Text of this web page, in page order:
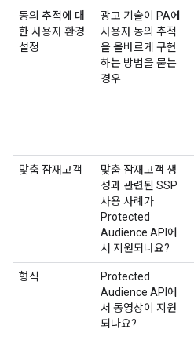
동의 추적에 대
한 사용자 환경
설정
광고 기술이 PA에
사용자 동의 추적
을 올바르게 구현
하는 방법을 묻는
경우
맞춤 잠재고객
맞춤 잠재고객 생
성과 관련된 SSP
사용 사례가
Protected
Audience API에
서 지원되나요?
형식
Protected
Audience API에
서 동영상이 지원
되나요?